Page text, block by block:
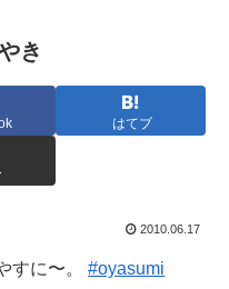
き
はてブ
2010.06.17
すに〜。#oyasumi